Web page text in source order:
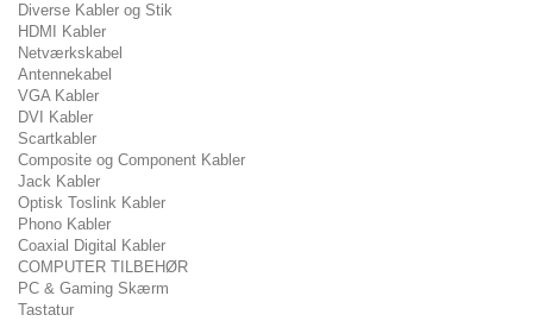
Diverse Kabler og Stik
HDMI Kabler
Netværkskabel
Antennekabel
VGA Kabler
DVI Kabler
Scartkabler
Composite og Component Kabler
Jack Kabler
Optisk Toslink Kabler
Phono Kabler
Coaxial Digital Kabler
COMPUTER TILBEHØR
PC & Gaming Skærm
Tastatur